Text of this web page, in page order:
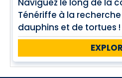
Naviguez le long de la
Ténériffe à la
dauphins et de tortues !